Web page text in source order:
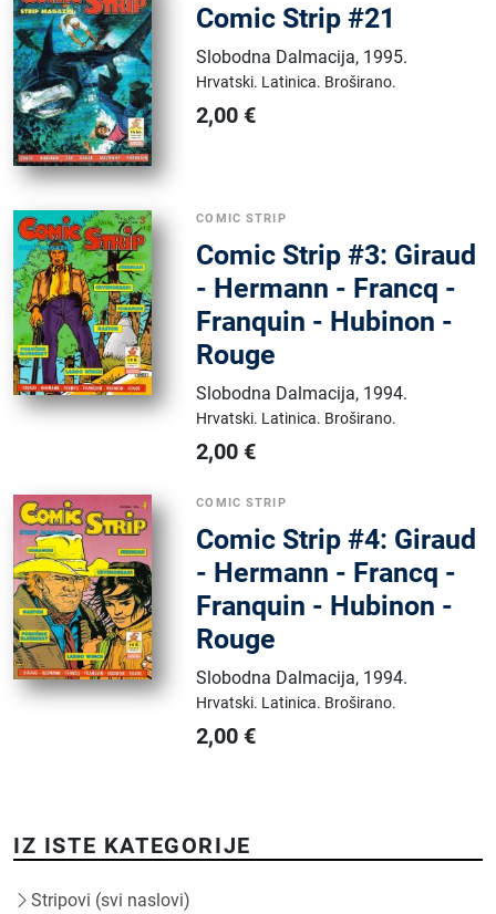
Comic Strip #21
Slobodna Dalmacija, 1995.
Hrvatski. Latinica. Broširano.
2,00 €
COMIC STRIP
Comic Strip #3: Giraud
- Hermann - Francq -
Franquin - Hubinon -
Rouge
Slobodna Dalmacija, 1994.
Hrvatski. Latinica. Broširano.
2,00 €
COMIC STRIP
Comic Strip #4: Giraud
- Hermann - Francq -
Franquin - Hubinon -
Rouge
Slobodna Dalmacija, 1994.
Hrvatski. Latinica. Broširano.
2,00 €
IZ ISTE KATEGORIJE
Stripovi (svi naslovi)